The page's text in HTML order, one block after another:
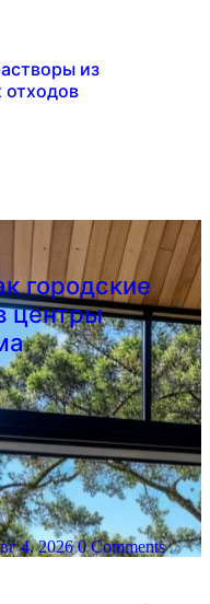
из
отходов
городские
центры
4, 2026 0 Comments